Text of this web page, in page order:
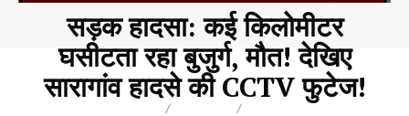
सड़क हादसा: कई किलोमीटर
घसीटता रहा बुजुर्ग, मौत! देखिए
सारागांव हादसे की CCTV फुटेज!